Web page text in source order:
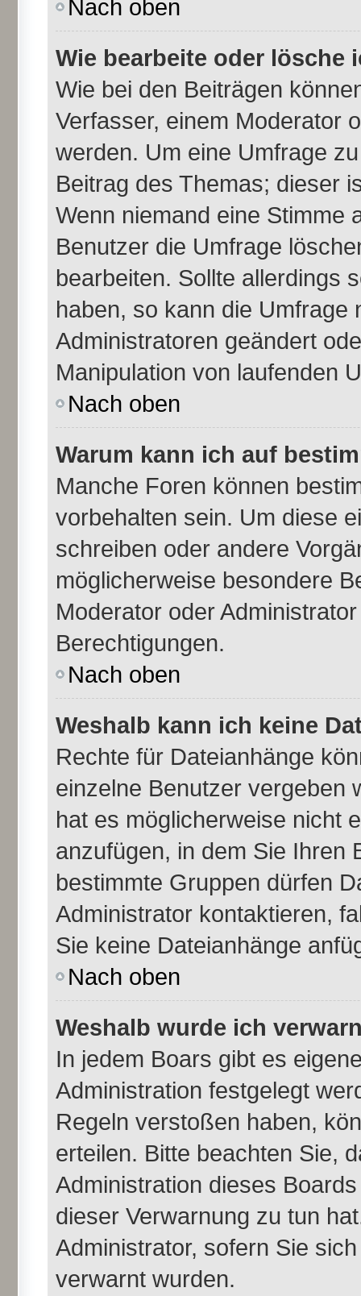
Nach oben
Wie bearbeite oder lösche
Wie bei den Beiträgen
Verfasser, einem Moderator
werden. Um eine Umfrage
Beitrag des Themas; dieser
Wenn niemand eine Stimme
Benutzer die Umfrage
bearbeiten. Sollte allerdings
haben, so kann die
Administratoren geändert
Manipulation von laufenden
Nach oben
Warum kann ich auf
Manche Foren können
vorbehalten sein. Um diese
schreiben oder andere
möglicherweise besondere
Moderator oder
Berechtigungen.
Nach oben
Weshalb kann ich keine
Rechte für Dateianhänge
einzelne Benutzer vergeben
hat es möglicherweise nicht
anzufügen, in dem Sie Ihren
bestimmte Gruppen dürfen
Administrator kontaktieren,
Sie keine Dateianhänge
Nach oben
Weshalb wurde ich
In jedem Boars gibt es
Administration festgelegt
Regeln verstoßen haben,
erteilen. Bitte beachten Sie,
Administration dieses
dieser Verwarnung zu tun
Administrator, sofern Sie
verwarnt wurden.